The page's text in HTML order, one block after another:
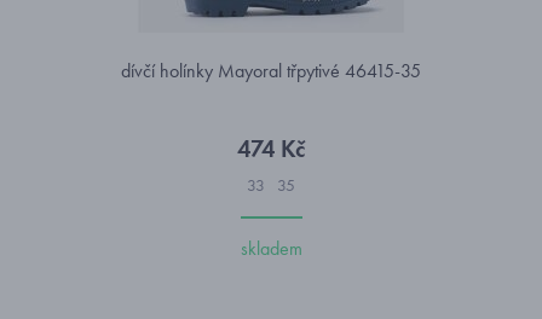
dívčí holínky Mayoral třpytivé 46415-35
474 Kč
33 35
skladem